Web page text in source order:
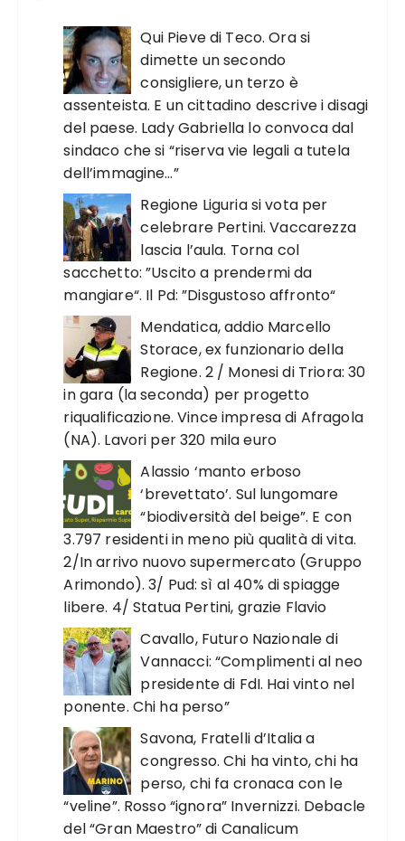
Qui Pieve di Teco. Ora si
dimette un secondo
consigliere, un terzo è
assenteista. E un cittadino descrive i disagi
del paese. Lady Gabriella lo convoca dal
sindaco che si “riserva vie legali a tutela
dell’immagine…”
Regione Liguria si vota per
celebrare Pertini. Vaccarezza
lascia l’aula. Torna col
sacchetto: ”Uscito a prendermi da
mangiare“. Il Pd: ”Disgustoso affronto“
Mendatica, addio Marcello
Storace, ex funzionario della
Regione. 2 / Monesi di Triora: 30
in gara (la seconda) per progetto
riqualificazione. Vince impresa di Afragola
(NA). Lavori per 320 mila euro
Alassio ‘manto erboso
‘brevettato’. Sul lungomare
“biodiversità del beige”. E con
3.797 residenti in meno più qualità di vita.
2/In arrivo nuovo supermercato (Gruppo
Arimondo). 3/ Pud: sì al 40% di spiagge
libere. 4/ Statua Pertini, grazie Flavio
Cavallo, Futuro Nazionale di
Vannacci: “Complimenti al neo
presidente di FdI. Hai vinto nel
ponente. Chi ha perso”
Savona, Fratelli d’Italia a
congresso. Chi ha vinto, chi ha
perso, chi fa cronaca con le
“veline”. Rosso “ignora” Invernizzi. Debacle
del “Gran Maestro” di Canalicum